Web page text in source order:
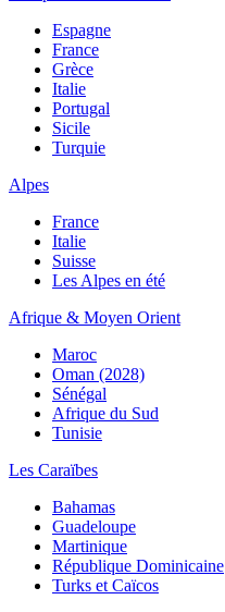
Espagne
France
Grèce
Italie
Portugal
Sicile
Turquie
Alpes
France
Italie
Suisse
Les Alpes en été
Afrique & Moyen Orient
Maroc
Oman (2028)
Sénégal
Afrique du Sud
Tunisie
Les Caraïbes
Bahamas
Guadeloupe
Martinique
République Dominicaine
Turks et Caïcos